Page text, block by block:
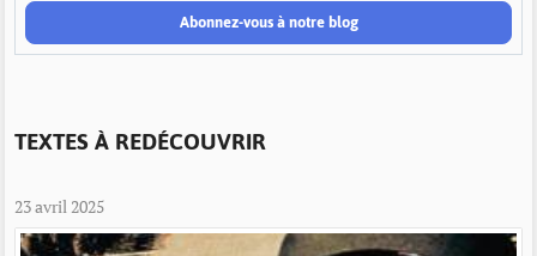
Abonnez-vous à notre blog
TEXTES À REDÉCOUVRIR
23 avril 2025